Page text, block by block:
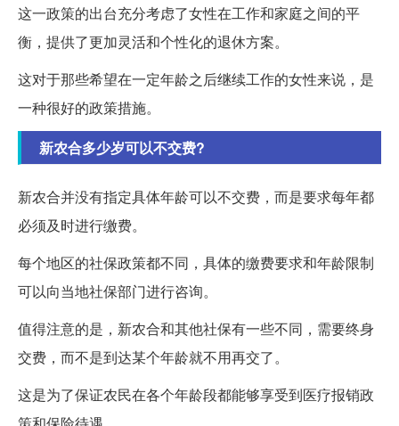
这一政策的出台充分考虑了女性在工作和家庭之间的平
衡，提供了更加灵活和个性化的退休方案。
这对于那些希望在一定年龄之后继续工作的女性来说，是
一种很好的政策措施。
新农合多少岁可以不交费?
新农合并没有指定具体年龄可以不交费，而是要求每年都
必须及时进行缴费。
每个地区的社保政策都不同，具体的缴费要求和年龄限制
可以向当地社保部门进行咨询。
值得注意的是，新农合和其他社保有一些不同，需要终身
交费，而不是到达某个年龄就不用再交了。
这是为了保证农民在各个年龄段都能够享受到医疗报销政